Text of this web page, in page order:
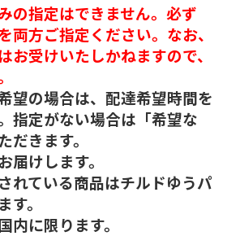
の指定はできません。必ず
両方ご指定ください。なお、
お受けいたしかねますので、
望の場合は、配達希望時間を
指定がない場合は「希望な
だきます。
けします。
れている商品はチルドゆうパ
す。
に限ります。